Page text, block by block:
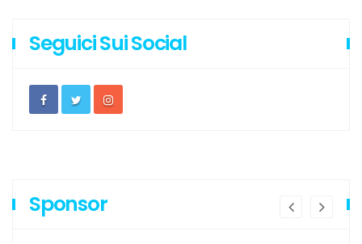
Seguici Sui Social
Sponsor